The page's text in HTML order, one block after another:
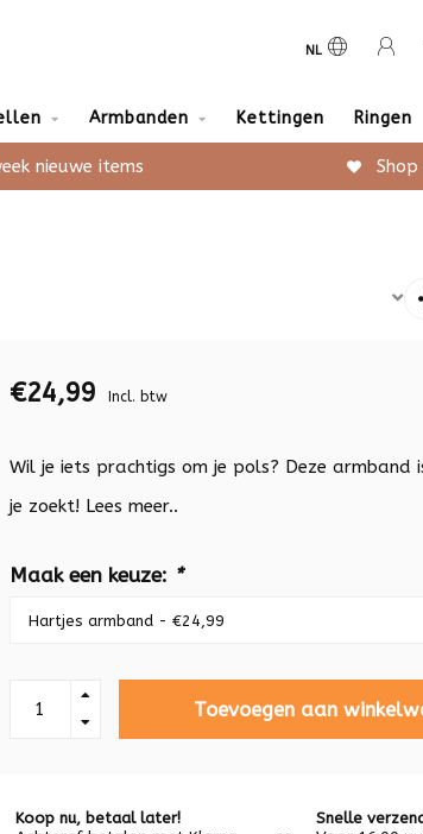
NL
Armbanden Kettingen Ringen
nieuwe items
€24,99 Incl. btw
Wil je iets prachtigs om je pols? Deze armband
je zoekt! Lees meer..
Maak een keuze: *
Toevoegen aan
Koop nu, betaal later! Snelle